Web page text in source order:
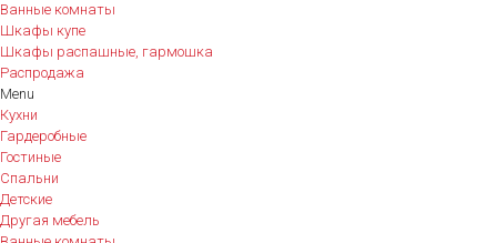
Ванные комнаты
Шкафы купе
Шкафы распашные, гармошка
Распродажа
Menu
Кухни
Гардеробные
Гостиные
Спальни
Детские
Другая мебель